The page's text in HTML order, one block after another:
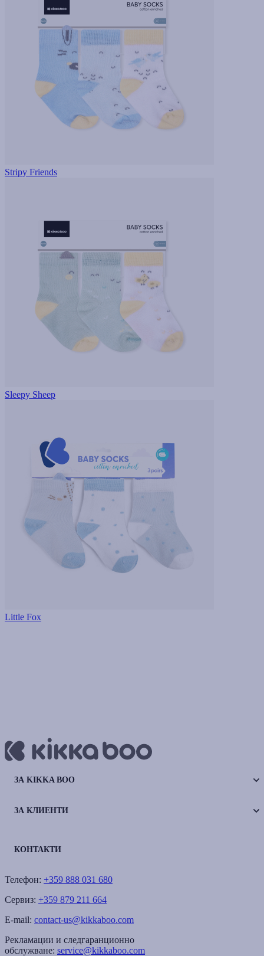
Stripy Friends
Sleepy Sheep
Little Fox
ЗА KIKKA BOO
ЗА КЛИЕНТИ
КОНТАКТИ
Телефон: +359 888 031 680
Сервиз: +359 879 211 664
E-mail: contact-us@kikkaboo.com
Рекламации и следгаранционно
обслужване: service@kikkaboo.com